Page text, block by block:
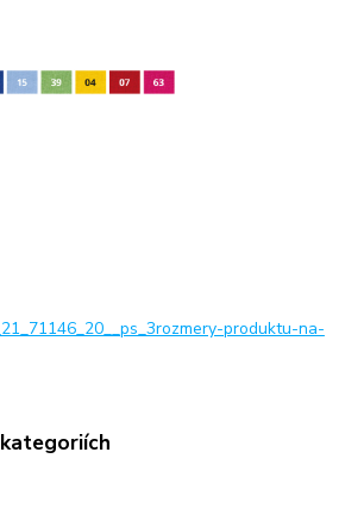
produktu-na-